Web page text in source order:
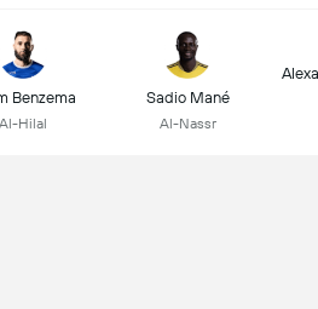
Benzema
Al-Hilal
Sadio Mané
Al-Nassr